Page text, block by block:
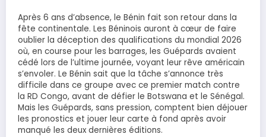
Après 6 ans d’absence, le Bénin fait son retour dans la
fête continentale. Les Béninois auront à cœur de faire
oublier la déception des qualifications du mondial 2026
où, en course pour les barrages, les Guépards avaient
cédé lors de l’ultime journée, voyant leur rêve américain
s’envoler. Le Bénin sait que la tâche s’annonce très
difficile dans ce groupe avec ce premier match contre
la RD Congo, avant de défier le Botswana et le Sénégal.
Mais les Guépards, sans pression, comptent bien déjouer
les pronostics et jouer leur carte à fond après avoir
manqué les deux dernières éditions.